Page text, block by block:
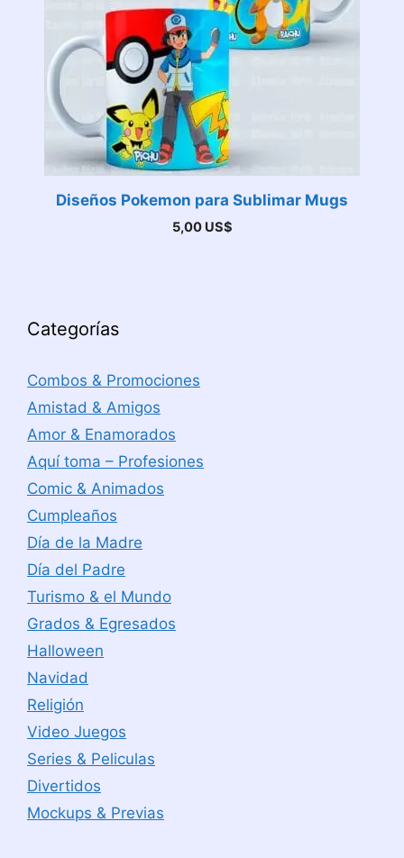
Diseños Pokemon para Sublimar Mugs
5,00 US$
Categorías
Combos & Promociones
Amistad & Amigos
Amor & Enamorados
Aquí toma – Profesiones
Comic & Animados
Cumpleaños
Día de la Madre
Día del Padre
Turismo & el Mundo
Grados & Egresados
Halloween
Navidad
Religión
Video Juegos
Series & Peliculas
Divertidos
Mockups & Previas